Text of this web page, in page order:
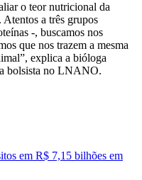
o teor nutricional da
a três grupos
-, buscamos nos
que nos trazem a mesma
explica a bióloga
bolsista no LNANO.
em R$ 7,15 bilhões em